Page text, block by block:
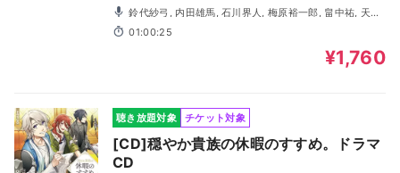
鈴代紗弓, 内田雄馬, 石川界人, 梅原裕一郎, 畠中祐, 天﨑
滉平, 白井悠介, 長谷川育美
01:00:25
¥1,760
聴き放題対象 チケット対象
[CD]穏やか貴族の休暇のすすめ。ドラマ
CD